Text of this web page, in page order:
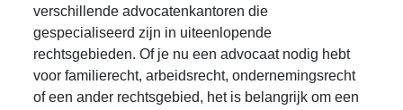
verschillende advocatenkantoren die
gespecialiseerd zijn in uiteenlopende
rechtsgebieden. Of je nu een advocaat nodig hebt
voor familierecht, arbeidsrecht, ondernemingsrecht
of een ander rechtsgebied, het is belangrijk om een